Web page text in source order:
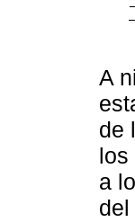
A
de
los
a
del